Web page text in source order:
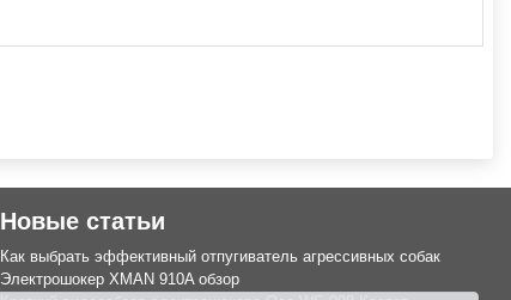
Новые статьи
Как выбрать эффективный отпугиватель агрессивных собак
Электрошокер XMAN 910A обзор